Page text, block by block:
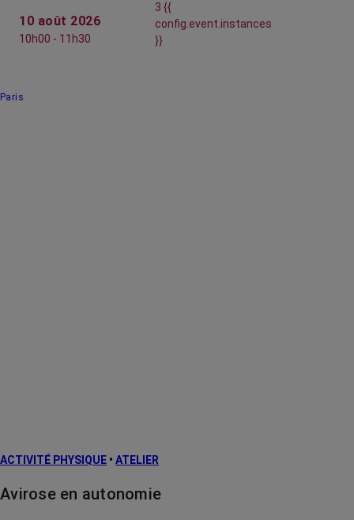
10 août 2026
10h00 - 11h30
3 {{
config.event.instances
}}
Paris
ACTIVITÉ PHYSIQUE • ATELIER
Avirose en autonomie